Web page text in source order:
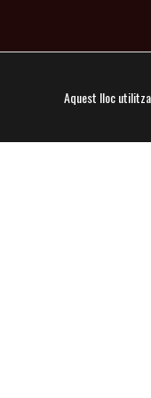
13:00
Aquest lloc